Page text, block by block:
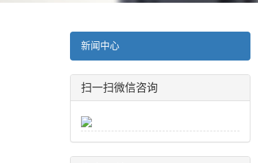
新闻中心
扫一扫微信咨询